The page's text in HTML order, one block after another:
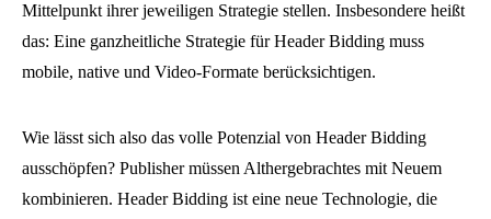
Mittelpunkt ihrer jeweiligen Strategie stellen. Insbesondere heißt
das: Eine ganzheitliche Strategie für Header Bidding muss
mobile, native und Video-Formate berücksichtigen.
Wie lässt sich also das volle Potenzial von Header Bidding
ausschöpfen? Publisher müssen Althergebrachtes mit Neuem
kombinieren. Header Bidding ist eine neue Technologie, die